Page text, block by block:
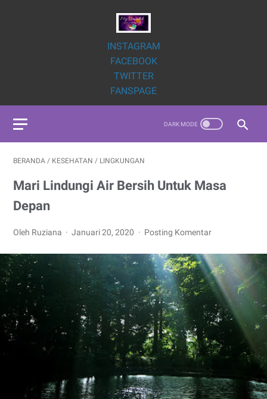
INSTAGRAM
FACEBOOK
TWITTER
FANSPAGE
BERANDA / KESEHATAN / LINGKUNGAN
Mari Lindungi Air Bersih Untuk Masa
Depan
Oleh Ruziana Januari 20, 2020 Posting Komentar